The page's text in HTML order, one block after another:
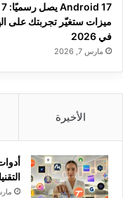
Android 17 يصل رسميًا: 7
ميزات ستغيّر تجربتك على
في 2026
مارس 7, 2026
الأخيرة
مارس